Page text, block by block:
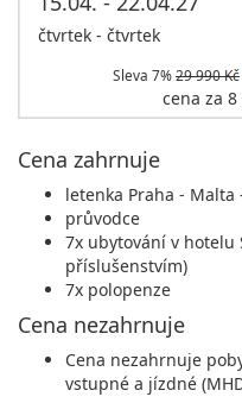
čtvrtek - čtvrtek
Sleva 7%29 990 Kč
cena za
Cena zahrnuje
letenka Praha - Malta
průvodce
7x ubytování v hotelu
příslušenstvím)
7x polopenze
Cena nezahrnuje
Cena nezahrnuje
vstupné a jízdné